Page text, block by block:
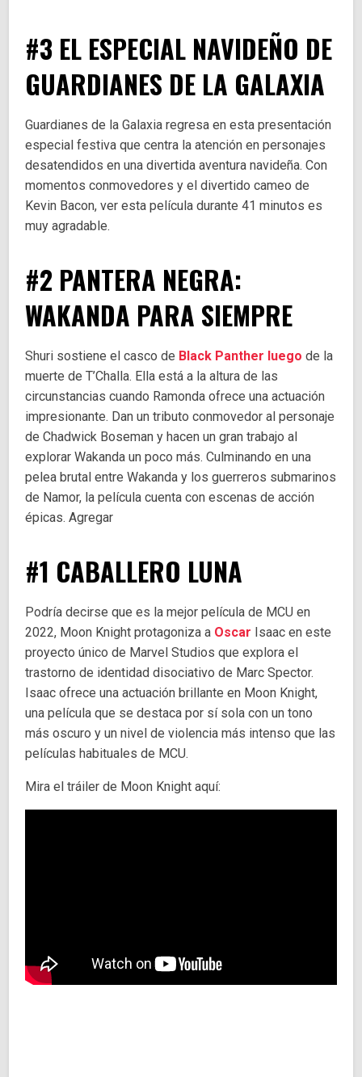
#3 EL ESPECIAL NAVIDEÑO DE
GUARDIANES DE LA GALAXIA
Guardianes de la Galaxia regresa en esta presentación
especial festiva que centra la atención en personajes
desatendidos en una divertida aventura navideña. Con
momentos conmovedores y el divertido cameo de
Kevin Bacon, ver esta película durante 41 minutos es
muy agradable.
#2 PANTERA NEGRA:
WAKANDA PARA SIEMPRE
Shuri sostiene el casco de Black Panther luego de la
muerte de T’Challa. Ella está a la altura de las
circunstancias cuando Ramonda ofrece una actuación
impresionante. Dan un tributo conmovedor al personaje
de Chadwick Boseman y hacen un gran trabajo al
explorar Wakanda un poco más. Culminando en una
pelea brutal entre Wakanda y los guerreros submarinos
de Namor, la película cuenta con escenas de acción
épicas. Agregar
#1 CABALLERO LUNA
Podría decirse que es la mejor película de MCU en
2022, Moon Knight protagoniza a Oscar Isaac en este
proyecto único de Marvel Studios que explora el
trastorno de identidad disociativo de Marc Spector.
Isaac ofrece una actuación brillante en Moon Knight,
una película que se destaca por sí sola con un tono
más oscuro y un nivel de violencia más intenso que las
películas habituales de MCU.
Mira el tráiler de Moon Knight aquí: